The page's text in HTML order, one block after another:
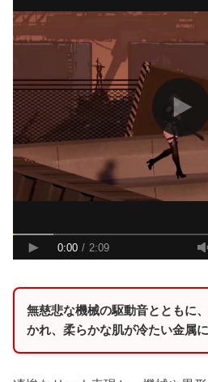
無慈悲な機械の駆動音とともに
かれ、柔らかな肌が冷たい金属